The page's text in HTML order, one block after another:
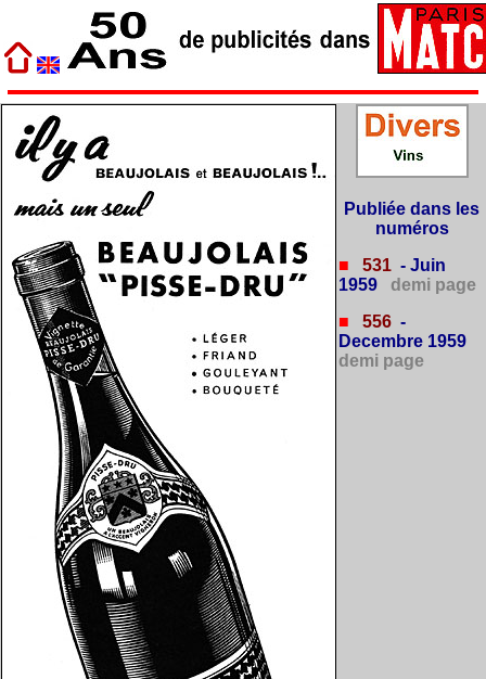
Publiée dans les
numéros
■
531 - Juin
1959
demi page
■
556 -
Decembre 1959
demi page